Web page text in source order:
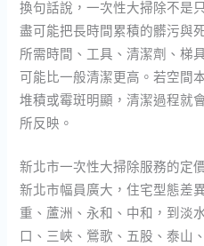
換句話說，一次性大掃除不是
盡可能把長時間累積的髒污與
所需時間、工具、清潔劑、梯
可能比一般清潔更高。若空間
堆積或霉斑明顯，清潔過程就
所反映。
新北市一次性大掃除服務的定
新北市幅員廣大，住宅型態差
重、蘆洲、永和、中和，到淡
口、三峽、鶯歌、五股、泰山